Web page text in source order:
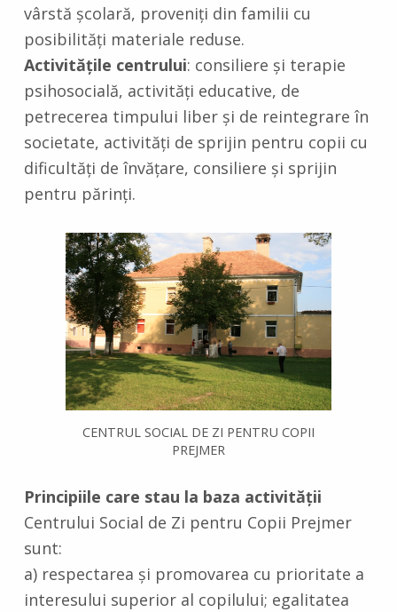
vârstă şcolară, proveniţi din familii cu
posibilităţi materiale reduse.
Activităţile centrului: consiliere şi terapie
psihosocială, activităţi educative, de
petrecerea timpului liber şi de reintegrare în
societate, activităţi de sprijin pentru copii cu
dificultăţi de învăţare, consiliere şi sprijin
pentru părinţi.
CENTRUL SOCIAL DE ZI PENTRU COPII
PREJMER
Principiile care stau la baza activităţii
Centrului Social de Zi pentru Copii Prejmer
sunt:
a) respectarea şi promovarea cu prioritate a
interesului superior al copilului; egalitatea